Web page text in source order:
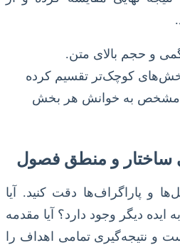
و حجم بالای متن.
کوچک‌تر تقسیم کرده
مشخص به خوانش هر بخش
ساختار و منطق فصول
و پاراگراف‌ها دقت کنید. آیا
ایده دیگر وجود دارد؟ آیا مقدمه
و نتیجه‌گیری تمامی اهداف را